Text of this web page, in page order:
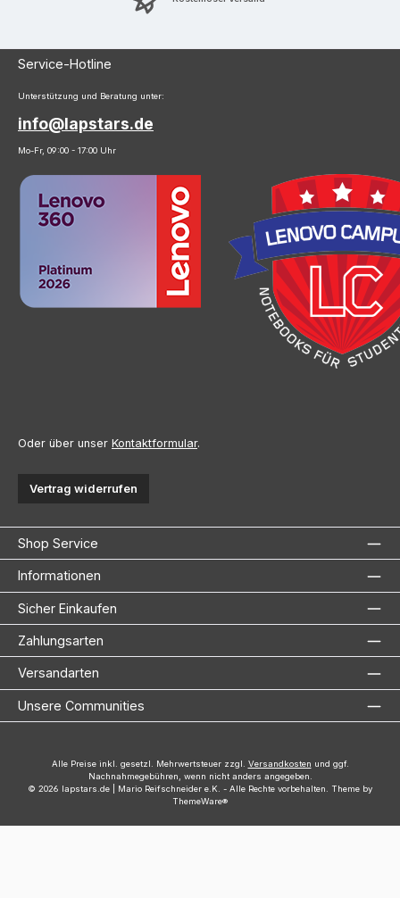
Service-Hotline
Unterstützung und Beratung unter:
info@lapstars.de
Mo-Fr, 09:00 - 17:00 Uhr
Oder über unser Kontaktformular.
Vertrag widerrufen
Shop Service
Informationen
Sicher Einkaufen
Zahlungsarten
Versandarten
Unsere Communities
Alle Preise inkl. gesetzl. Mehrwertsteuer zzgl. Versandkosten und ggf.
Nachnahmegebühren, wenn nicht anders angegeben.
© 2026 lapstars.de | Mario Reifschneider e.K. - Alle Rechte vorbehalten. Theme by
ThemeWare®